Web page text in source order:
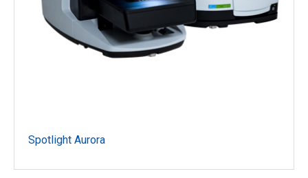
Spotlight Aurora